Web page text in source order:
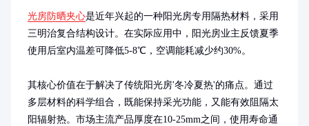
光房防晒夹心是近年兴起的一种阳光房专用隔热材料，采用
三明治复合结构设计。在实际应用中，阳光房业主反馈夏季
使用后室内温差可降低5-8℃，空调能耗减少约30%。
其核心价值在于解决了传统阳光房'冬冷夏热'的痛点。通过
多层材料的科学组合，既能保持采光功能，又能有效阻隔太
阳辐射热。市场主流产品厚度在10-25mm之间，使用寿命通